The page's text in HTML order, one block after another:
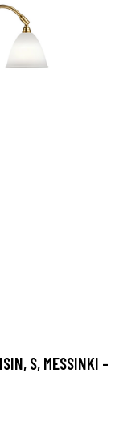
S, MESSINKI -